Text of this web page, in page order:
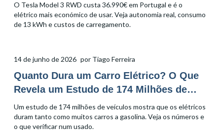
O Tesla Model 3 RWD custa 36.990€ em Portugal e é o
elétrico mais económico de usar. Veja autonomia real, consumo
de 13 kWh e custos de carregamento.
14 de junho de 2026 por Tiago Ferreira
Quanto Dura um Carro Elétrico? O Que
Revela um Estudo de 174 Milhões de
Veículos
Um estudo de 174 milhões de veículos mostra que os elétricos
duram tanto como muitos carros a gasolina. Veja os números e
o que verificar num usado.